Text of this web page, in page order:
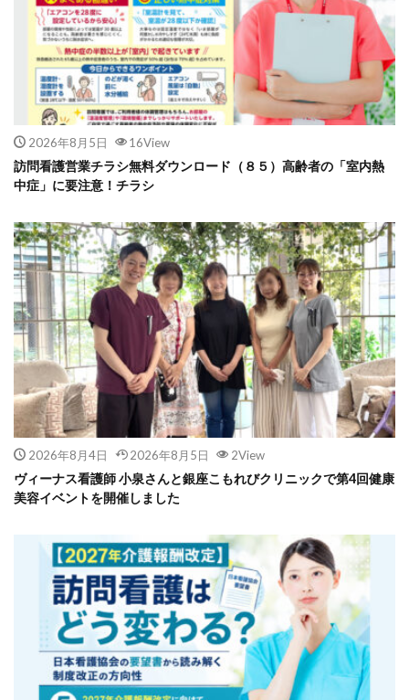
2026年8月5日 16View
訪問看護営業チラシ無料ダウンロード（８５）高齢者の「室内熱
中症」に要注意！チラシ
2026年8月4日 2026年8月5日 2View
ヴィーナス看護師 小泉さんと銀座こもれびクリニックで第4回健康
美容イベントを開催しました